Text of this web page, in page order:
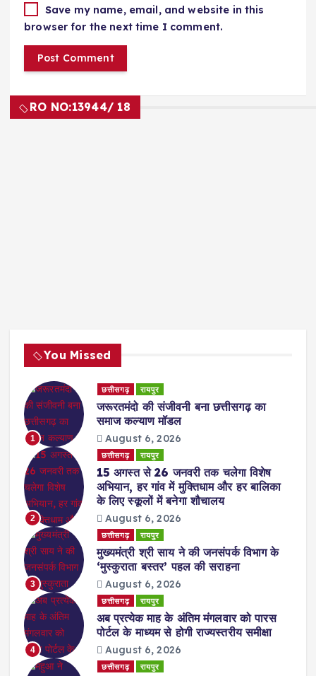
Save my name, email, and website in this
browser for the next time I comment.
RO NO:13944/ 18
You Missed
1
छत्तीसगढ़ रायपुर
जरूरतमंदो की संजीवनी बना छत्तीसगढ़ का
समाज कल्याण मॉडल
August 6, 2026
2
छत्तीसगढ़ रायपुर
15 अगस्त से 26 जनवरी तक चलेगा विशेष
अभियान, हर गांव में मुक्तिधाम और हर बालिका
के लिए स्कूलों में बनेगा शौचालय
August 6, 2026
3
छत्तीसगढ़ रायपुर
मुख्यमंत्री श्री साय ने की जनसंपर्क विभाग के
‘मुस्कुराता बस्तर’ पहल की सराहना
August 6, 2026
4
छत्तीसगढ़ रायपुर
अब प्रत्येक माह के अंतिम मंगलवार को पारस
पोर्टल के माध्यम से होगी राज्यस्तरीय समीक्षा
August 6, 2026
छत्तीसगढ़ रायपुर